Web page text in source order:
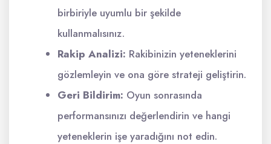
birbiriyle uyumlu bir şekilde
kullanmalısınız.
Rakip Analizi: Rakibinizin yeteneklerini
gözlemleyin ve ona göre strateji geliştirin.
Geri Bildirim: Oyun sonrasında
performansınızı değerlendirin ve hangi
yeteneklerin işe yaradığını not edin.